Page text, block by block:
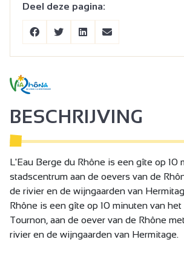
Deel deze pagina:
BESCHRIJVING
L'Eau Berge du Rhône is een gîte op 10
stadscentrum aan de oevers van de
de rivier en de wijngaarden van
Rhône is een gîte op 10 minuten van
Tournon, aan de oever van de Rhône
rivier en de wijngaarden van Hermitage.